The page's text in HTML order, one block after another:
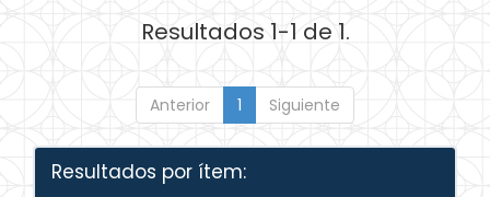
Resultados 1-1 de 1.
Anterior 1 Siguiente
Resultados por ítem: